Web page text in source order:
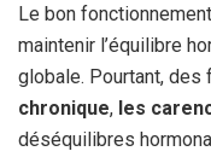
Le bon
maintenir l’équilibre
globale. Pourtant, des
chronique, les
déséquilibres